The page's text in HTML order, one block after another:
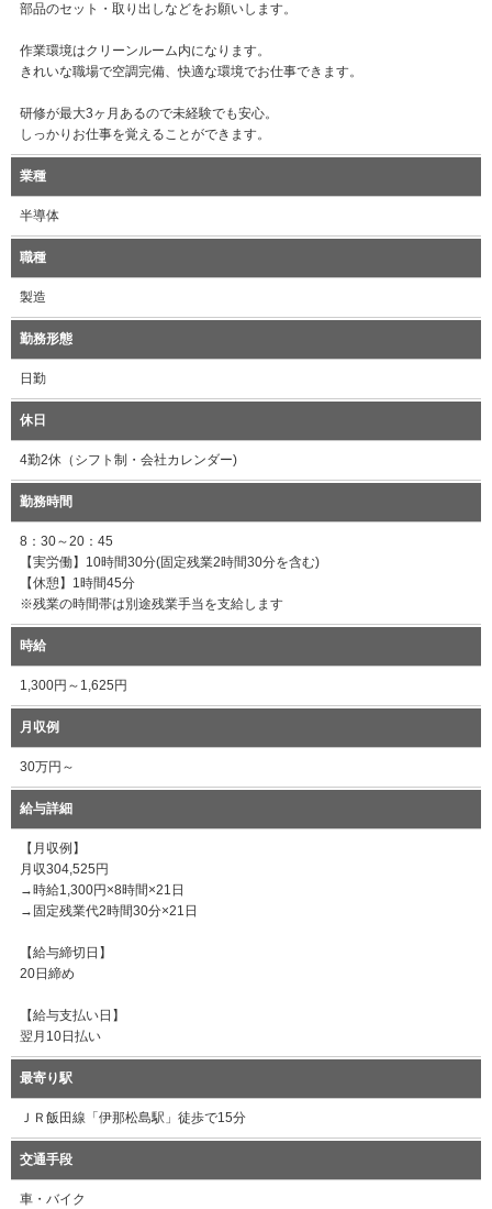
部品のセット・取り出しなどをお願いします。
作業環境はクリーンルーム内になります。
きれいな職場で空調完備、快適な環境でお仕事できます。
研修が最大3ヶ月あるので未経験でも安心。
しっかりお仕事を覚えることができます。
業種
半導体
職種
製造
勤務形態
日勤
休日
4勤2休（シフト制・会社カレンダー)
勤務時間
8：30～20：45
【実労働】10時間30分(固定残業2時間30分を含む)
【休憩】1時間45分
※残業の時間帯は別途残業手当を支給します
時給
1,300円～1,625円
月収例
30万円～
給与詳細
【月収例】
月収304,525円
→時給1,300円×8時間×21日
→固定残業代2時間30分×21日
【給与締切日】
20日締め
【給与支払い日】
翌月10日払い
最寄り駅
ＪＲ飯田線「伊那松島駅」徒歩で15分
交通手段
車・バイク